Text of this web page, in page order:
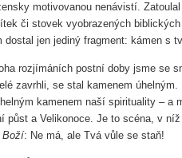
motivovanou nenávistí.
či stovek vyobrazených
dostal jen jediný fragment: kámen s
rozjímáních postní doby jsme se
zavrhli, se stal kamenem
kamenem naší spirituality – a
půst a Velikonoce. Je to scéna, v
Boží: Ne má, ale Tvá vůle se staň!